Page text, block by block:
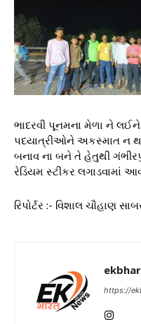
ભાદરવી પૂનમના મેળા ને લઈને
પદયાત્રીઓને અકસ્માત ન
બનાવ ના બને તે હેતુથી
રેડિયમ સ્ટીકર લગાડવામાં
રિપોર્ટર :- વિશાલ ચૌહાણ
https://